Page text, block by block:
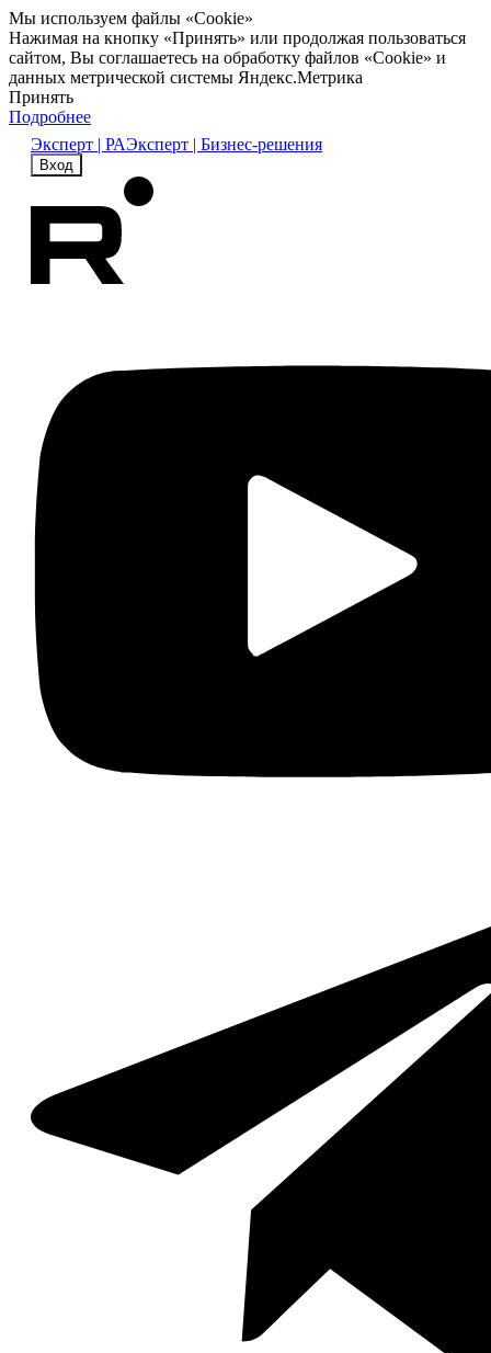
Мы используем файлы «Cookie»
Нажимая на кнопку «Принять» или продолжая пользоваться
сайтом, Вы соглашаетесь на обработку файлов «Cookie» и
данных метрической системы Яндекс.Метрика
Принять
Подробнее
Эксперт | РАЭксперт | Бизнес-решения
Вход